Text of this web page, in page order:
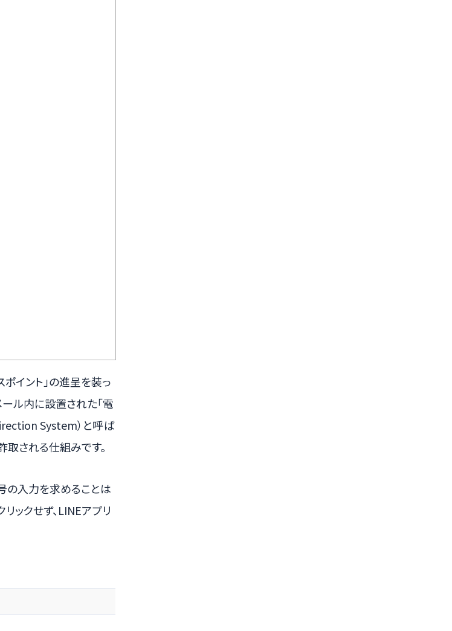
イント」の進呈を装っ
ル内に設置された「電
System）と呼ば
される仕組みです。
の入力を求めることは
ックせず、LINEアプリ